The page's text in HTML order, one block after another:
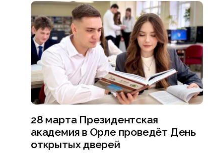
28 марта Президентская
академия в Орле проведёт День
открытых дверей